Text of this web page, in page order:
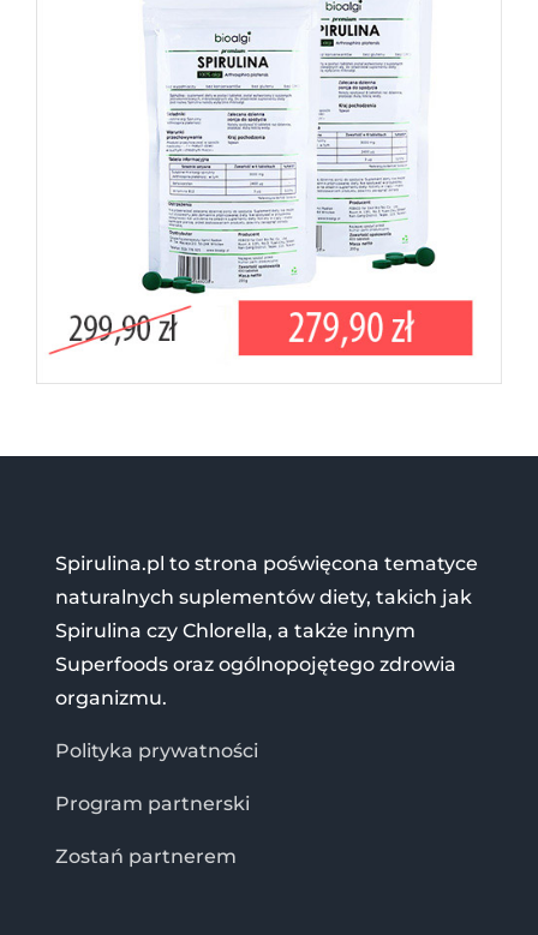
Spirulina.pl to strona poświęcona tematyce
naturalnych suplementów diety, takich jak
Spirulina czy Chlorella, a także innym
Superfoods oraz ogólnopojętego zdrowia
organizmu.
Polityka prywatności
Program partnerski
Zostań partnerem